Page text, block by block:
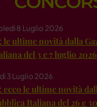
8 Luglio 2026
le ultime novità dalla
del 3 e 7 luglio 2026
3 Luglio 2026
ecco le ultime novità
Italiana del 26 e